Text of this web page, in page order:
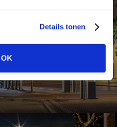
Details tonen
OK
buiten